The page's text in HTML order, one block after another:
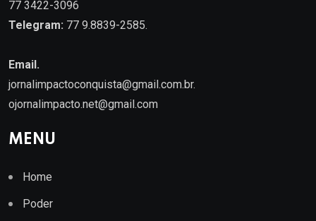
77 3422-3096
Telegram: 77 9.8839-2585.
Email.
jornalimpactoconquista@gmail.com.br.
ojornalimpacto.net@gmail.com
MENU
Home
Poder